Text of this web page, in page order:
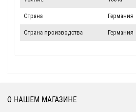
Страна Германия
Страна производства Германия
О НАШЕМ МАГАЗИНЕ